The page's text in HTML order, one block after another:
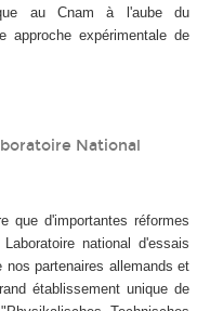
au Cnam à l'aube du
approche expérimentale de
National
que d'importantes réformes
national d'essais
nos partenaires allemands et
établissement unique de